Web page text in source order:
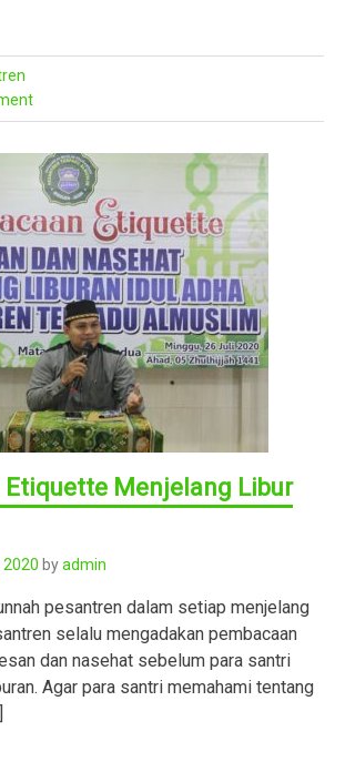
Etiquette Menjelang Libur
2020 byadmin
pesantren dalam setiap menjelang
selalu mengadakan pembacaan
dan nasehat sebelum para santri
Agar para santri memahami tentang